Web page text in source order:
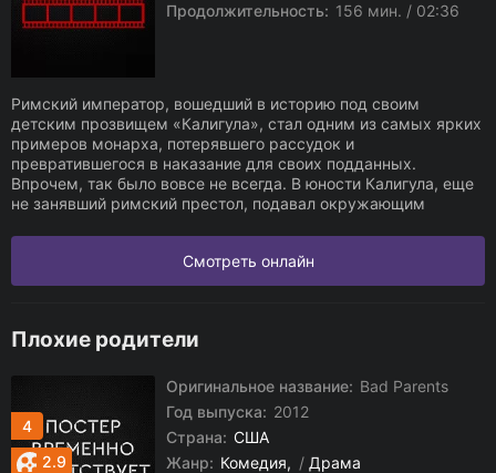
Продолжительность: 156 мин. / 02:36
Римский император, вошедший в историю под своим
детским прозвищем «Калигула», стал одним из самых ярких
примеров монарха, потерявшего рассудок и
превратившегося в наказание для своих подданных.
Впрочем, так было вовсе не всегда. В юности Калигула, еще
не занявший римский престол, подавал окружающим
Смотреть онлайн
Плохие родители
4
2.9
Оригинальное название: Bad Parents
Год выпуска: 2012
Страна: США
Жанр: Комедия / Драма